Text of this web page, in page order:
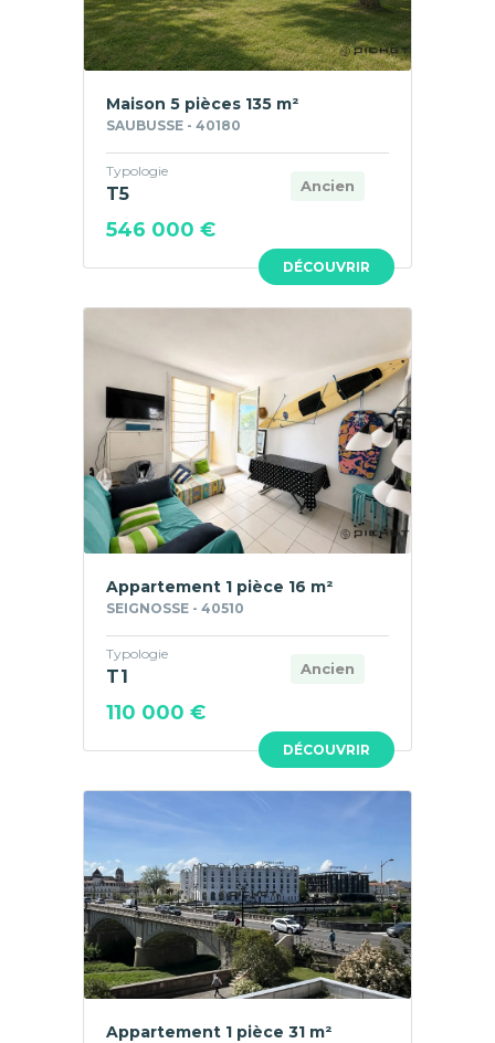
DÉCOUVRIR
Maison 5 pièces 135 m²
SAUBUSSE - 40180
Ancien
Typologie
T5
546 000 €
DÉCOUVRIR
Appartement 1 pièce 16 m²
SEIGNOSSE - 40510
Ancien
Typologie
T1
110 000 €
Appartement 1 pièce 31 m²